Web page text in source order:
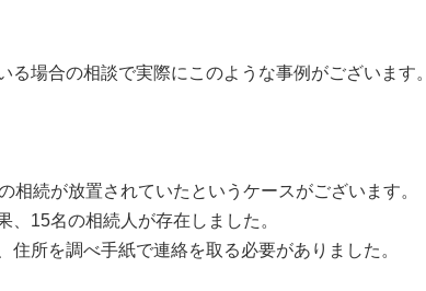
場合の相談で実際にこのような事例がございます。
相続が放置されていたというケースがございます。
、15名の相続人が存在しました。
所を調べ手紙で連絡を取る必要がありました。